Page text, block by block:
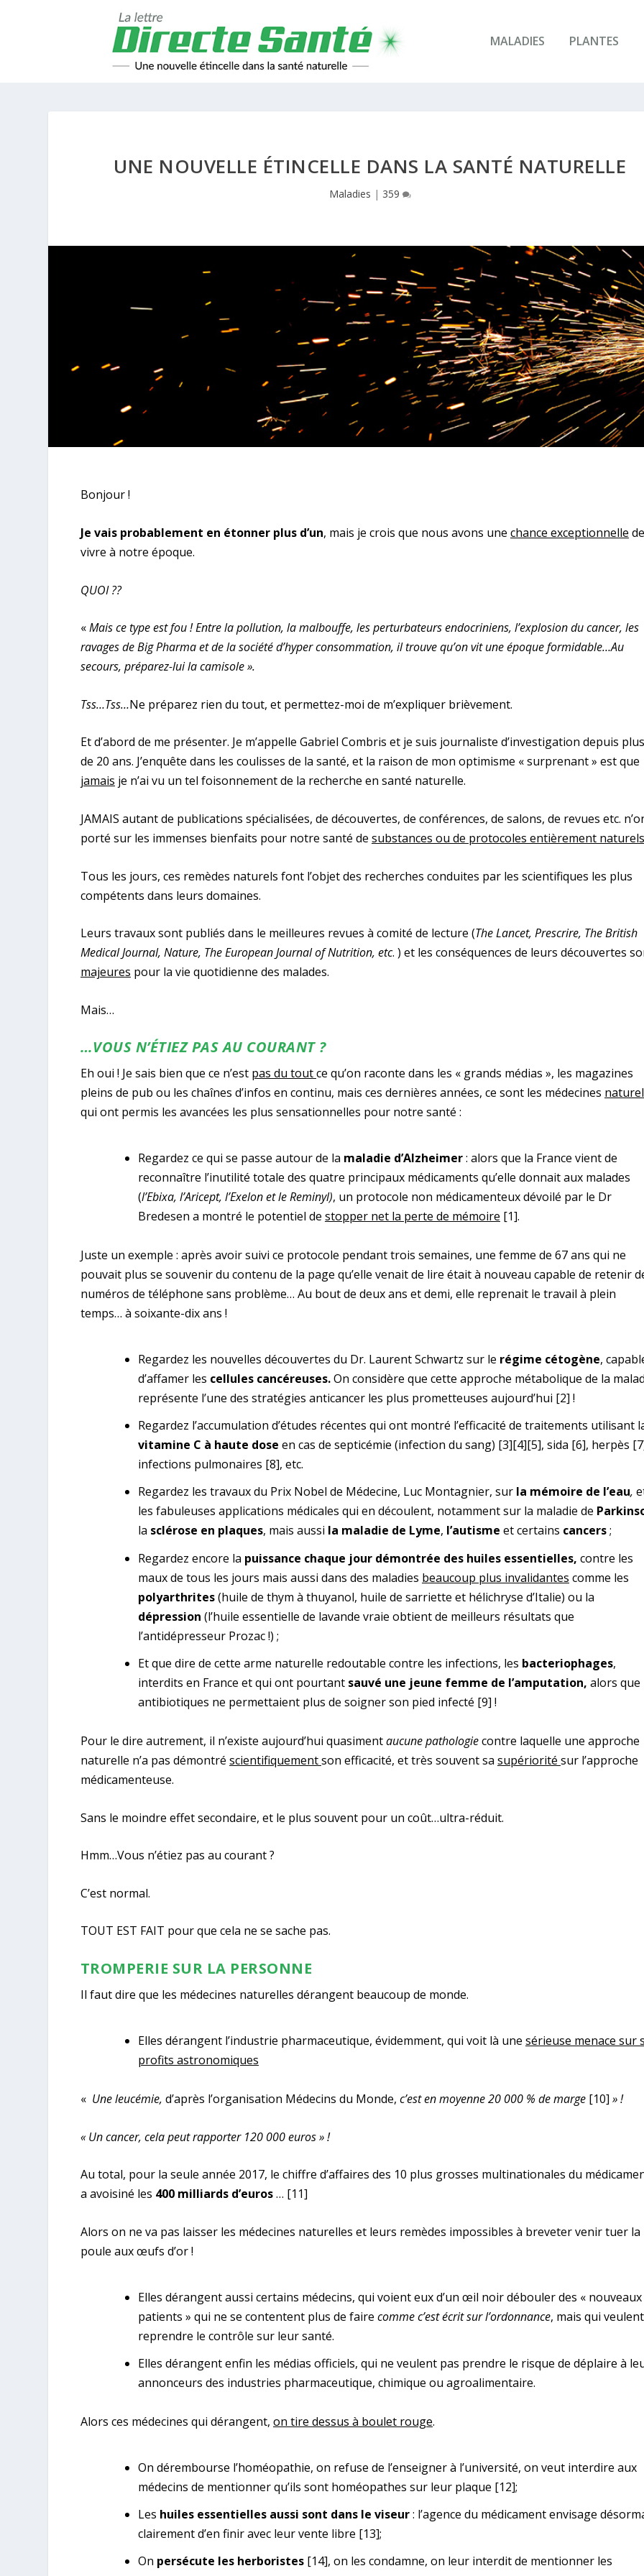
MALADIES PLANTES
UNE NOUVELLE ÉTINCELLE DANS LA SANTÉ NATURELLE
Maladies | 359
Bonjour !
Je vais probablement en étonner plus d’un, mais je crois que nous avons une chance exceptionnelle de
vivre à notre époque.
QUOI ??
«Mais ce type est fou ! Entre la pollution, la malbouffe, les perturbateurs endocriniens, l’explosion du cancer, les
ravages de Big Pharma et de la société d’hyper consommation, il trouve qu’on vit une époque formidable…Au
secours, préparez-lui la camisole ».
Tss…Tss…Ne préparez rien du tout, et permettez-moi de m’expliquer brièvement.
Et d’abord de me présenter. Je m’appelle Gabriel Combris et je suis journaliste d’investigation depuis plus
de 20 ans. J’enquête dans les coulisses de la santé, et la raison de mon optimisme « surprenant » est que
jamais je n’ai vu un tel foisonnement de la recherche en santé naturelle.
JAMAIS autant de publications spécialisées, de découvertes, de conférences, de salons, de revues etc.
porté sur les immenses bienfaits pour notre santé de substances ou de protocoles entièrement naturels
Tous les jours, ces remèdes naturels font l’objet des recherches conduites par les scientifiques les plus
compétents dans leurs domaines.
Leurs travaux sont publiés dans le meilleures revues à comité de lecture (The Lancet, Prescrire, The British
Medical Journal, Nature, The European Journal of Nutrition, etc. ) et les conséquences de leurs découvertes
majeures pour la vie quotidienne des malades.
Mais…
…VOUS N’ÉTIEZ PAS AU COURANT ?
Eh oui ! Je sais bien que ce n’est pas du toutce qu’on raconte dans les « grands médias », les magazines
pleins de pub ou les chaînes d’infos en continu, mais ces dernières années, ce sont les médecines
qui ont permis les avancées les plus sensationnelles pour notre santé :
Regardez ce qui se passe autour de la maladie d’Alzheimer: alors que la France vient de
reconnaître l’inutilité totale des quatre principaux médicaments qu’elle donnait aux malades
(l’Ebixa, l’Aricept, l’Exelon et le Reminyl), un protocole non médicamenteux dévoilé par le Dr
Bredesen a montré le potentiel de stopper net la perte de mémoire [1].
Juste un exemple : après avoir suivi ce protocole pendant trois semaines, une femme de 67 ans qui ne
pouvait plus se souvenir du contenu de la page qu’elle venait de lire était à nouveau capable de retenir
numéros de téléphone sans problème… Au bout de deux ans et demi, elle reprenait le travail à plein
temps… à soixante-dix ans !
Regardez les nouvelles découvertes du Dr. Laurent Schwartz sur le régime cétogène,
d’affamer les cellules cancéreuses.On considère que cette approche métabolique de la
représente l’une des stratégies anticancer les plus prometteuses aujourd’hui [2] !
Regardez l’accumulation d’études récentes qui ont montré l’efficacité de traitements utilisant
vitamine C à haute dose en cas de septicémie (infection du sang) [3][4][5], sida [6], herpès
infections pulmonaires [8], etc.
Regardez les travaux du Prix Nobel de Médecine, Luc Montagnier, sur la mémoire de l’eau,
les fabuleuses applications médicales qui en découlent, notamment sur la maladie de
la sclérose en plaques, mais aussi la maladie de Lyme, l’autisme et certains cancers;
Regardez encore la puissance chaque jour démontrée des huiles essentielles, contre les
maux de tous les jours mais aussi dans des maladies beaucoup plus invalidantes comme les
polyarthrites(huile de thym à thuyanol, huile de sarriette et hélichryse d’Italie) ou la
dépression (l’huile essentielle de lavande vraie obtient de meilleurs résultats que
l’antidépresseur Prozac !) ;
Et que dire de cette arme naturelle redoutable contre les infections, les bacteriophages,
interdits en France et qui ont pourtant sauvé une jeune femme de l’amputation, alors que
antibiotiques ne permettaient plus de soigner son pied infecté [9] !
Pour le dire autrement, il n’existe aujourd’hui quasimentaucune pathologiecontre laquelle une approche
naturelle n’a pas démontré scientifiquementson efficacité, et très souvent sa supériorité sur l’approche
médicamenteuse.
Sans le moindre effet secondaire, et le plus souvent pour un coût…ultra-réduit.
Hmm…Vous n’étiez pas au courant ?
C’est normal.
TOUT EST FAIT pour que cela ne se sache pas.
TROMPERIE SUR LA PERSONNE
Il faut dire que les médecines naturelles dérangent beaucoup de monde.
Elles dérangent l’industrie pharmaceutique, évidemment, qui voit là une sérieuse menace sur
profits astronomiques
« Une leucémie, d’après l’organisation Médecins du Monde, c’est en moyenne 20 000 % de marge [10] » !
« Un cancer, cela peut rapporter 120 000 euros » !
Au total, pour la seule année 2017, le chiffre d’affaires des 10 plus grosses multinationales du
a avoisiné les 400 milliards d’euros… [11]
Alors on ne va pas laisser les médecines naturelles et leurs remèdes impossibles à breveter venir tuer la
poule aux œufs d’or !
Elles dérangent aussi certains médecins, qui voient eux d’un œil noir débouler des « nouveaux
patients » qui ne se contentent plus de faire comme c’est écrit sur l’ordonnance, mais qui veulent
reprendre le contrôle sur leur santé.
Elles dérangent enfin les médias officiels, qui ne veulent pas prendre le risque de déplaire à
annonceurs des industries pharmaceutique, chimique ou agroalimentaire.
Alors ces médecines qui dérangent, on tire dessus à boulet rouge.
On dérembourse l’homéopathie, on refuse de l’enseigner à l’université, on veut interdire aux
médecins de mentionner qu’ils sont homéopathes sur leur plaque [12];
Les huiles essentielles aussi sont dans le viseur: l’agence du médicament envisage
clairement d’en finir avec leur vente libre [13];
On persécute les herboristes[14], on les condamne, on leur interdit de mentionner les